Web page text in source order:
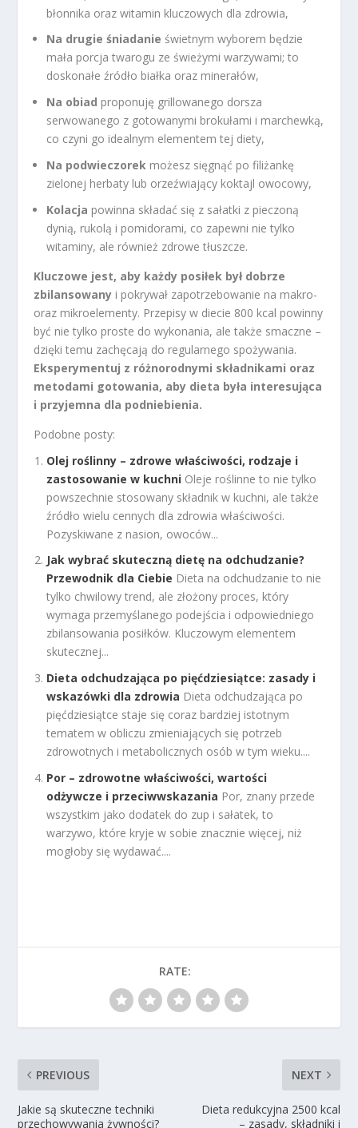
błonnika oraz witamin kluczowych dla zdrowia,
Na drugie śniadanie świetnym wyborem będzie
mała porcja twarogu ze świeżymi warzywami; to
doskonałe źródło białka oraz minerałów,
Na obiad proponuję grillowanego dorsza
serwowanego z gotowanymi brokułami i marchewką,
co czyni go idealnym elementem tej diety,
Na podwieczorek możesz sięgnąć po filiżankę
zielonej herbaty lub orzeźwiający koktajl owocowy,
Kolacja powinna składać się z sałatki z pieczoną
dynią, rukolą i pomidorami, co zapewni nie tylko
witaminy, ale również zdrowe tłuszcze.
Kluczowe jest, aby każdy posiłek był dobrze
zbilansowany i pokrywał zapotrzebowanie na makro-
oraz mikroelementy. Przepisy w diecie 800 kcal powinny
być nie tylko proste do wykonania, ale także smaczne –
dzięki temu zachęcają do regularnego spożywania.
Eksperymentuj z różnorodnymi składnikami oraz
metodami gotowania, aby dieta była interesująca
i przyjemna dla podniebienia.
Podobne posty:
Olej roślinny – zdrowe właściwości, rodzaje i
zastosowanie w kuchni Oleje roślinne to nie tylko
powszechnie stosowany składnik w kuchni, ale także
źródło wielu cennych dla zdrowia właściwości.
Pozyskiwane z nasion, owoców...
Jak wybrać skuteczną dietę na odchudzanie?
Przewodnik dla Ciebie Dieta na odchudzanie to nie
tylko chwilowy trend, ale złożony proces, który
wymaga przemyślanego podejścia i odpowiedniego
zbilansowania posiłków. Kluczowym elementem
skutecznej...
Dieta odchudzająca po pięćdziesiątce: zasady i
wskazówki dla zdrowia Dieta odchudzająca po
pięćdziesiątce staje się coraz bardziej istotnym
tematem w obliczu zmieniających się potrzeb
zdrowotnych i metabolicznych osób w tym wieku....
Por – zdrowotne właściwości, wartości
odżywcze i przeciwwskazania Por, znany przede
wszystkim jako dodatek do zup i sałatek, to
warzywo, które kryje w sobie znacznie więcej, niż
mogłoby się wydawać....
RATE:
PREVIOUS
Jakie są skuteczne techniki
przechowywania żywności?
NEXT
Dieta redukcyjna 2500 kcal
– zasady, składniki i